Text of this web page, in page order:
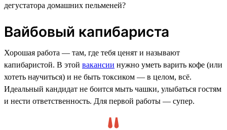
дегустатора домашних пельменей?
Вайбовый капибариста
Хорошая работа — там, где тебя ценят и называют
капибаристой. В этой вакансии нужно уметь варить кофе (или
хотеть научиться) и не быть токсиком — в целом, всё.
Идеальный кандидат не боится мыть чашки, улыбаться гостям
и нести ответственность. Для первой работы — супер.